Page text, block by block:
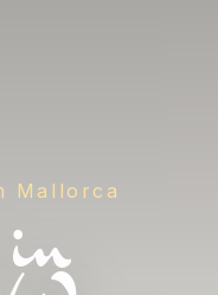
Mallorca